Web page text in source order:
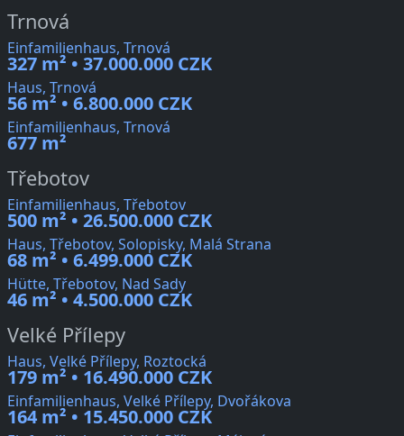
Trnová
Einfamilienhaus, Trnová
327 m² • 37.000.000 CZK
Haus, Trnová
56 m² • 6.800.000 CZK
Einfamilienhaus, Trnová
677 m²
Třebotov
Einfamilienhaus, Třebotov
500 m² • 26.500.000 CZK
Haus, Třebotov, Solopisky, Malá Strana
68 m² • 6.499.000 CZK
Hütte, Třebotov, Nad Sady
46 m² • 4.500.000 CZK
Velké Přílepy
Haus, Velké Přílepy, Roztocká
179 m² • 16.490.000 CZK
Einfamilienhaus, Velké Přílepy, Dvořákova
164 m² • 15.450.000 CZK